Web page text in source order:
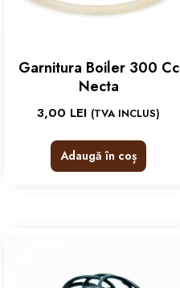
Garnitura Boiler 300 Cc
Necta
3,00 LEI (TVA INCLUS)
Adaugă în coș